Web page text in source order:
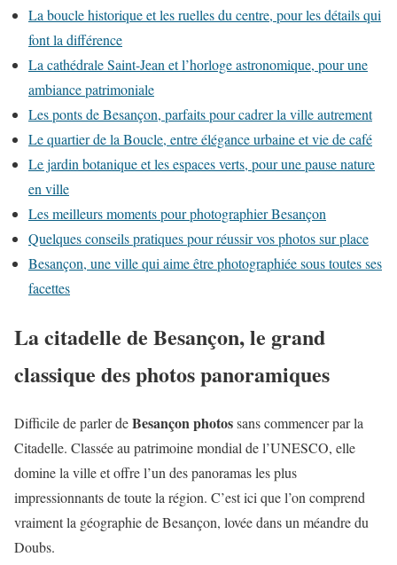
La boucle historique et les ruelles du centre, pour les détails qui
font la différence
La cathédrale Saint-Jean et l’horloge astronomique, pour une
ambiance patrimoniale
Les ponts de Besançon, parfaits pour cadrer la ville autrement
Le quartier de la Boucle, entre élégance urbaine et vie de café
Le jardin botanique et les espaces verts, pour une pause nature
en ville
Les meilleurs moments pour photographier Besançon
Quelques conseils pratiques pour réussir vos photos sur place
Besançon, une ville qui aime être photographiée sous toutes ses
facettes
La citadelle de Besançon, le grand
classique des photos panoramiques
Difficile de parler deBesançon photossans commencer par la
Citadelle. Classée au patrimoine mondial de l’UNESCO, elle
domine la ville et offre l’un des panoramas les plus
impressionnants de toute la région. C’est ici que l’on comprend
vraiment la géographie de Besançon, lovée dans un méandre du
Doubs.